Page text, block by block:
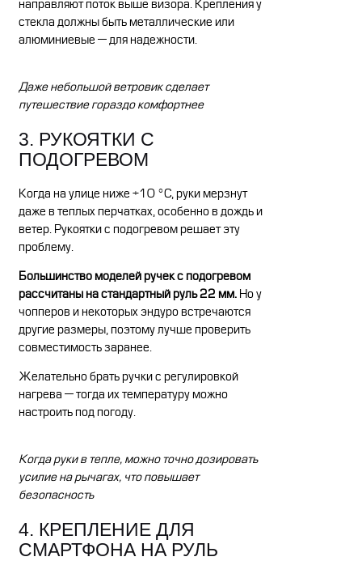
направляют поток выше визора. Крепления у
стекла должны быть металлические или
алюминиевые — для надежности.
Даже небольшой ветровик сделает
путешествие гораздо комфортнее
3. РУКОЯТКИ С
ПОДОГРЕВОМ
Когда на улице ниже +10 °C, руки мерзнут
даже в теплых перчатках, особенно в дождь и
ветер. Рукоятки с подогревом решает эту
проблему.
Большинство моделей ручек с подогревом
рассчитаны на стандартный руль 22 мм. Но у
чопперов и некоторых эндуро встречаются
другие размеры, поэтому лучше проверить
совместимость заранее.
Желательно брать ручки с регулировкой
нагрева — тогда их температуру можно
настроить под погоду.
Когда руки в тепле, можно точно дозировать
усилие на рычагах, что повышает
безопасность
4. КРЕПЛЕНИЕ ДЛЯ
СМАРТФОНА НА РУЛЬ